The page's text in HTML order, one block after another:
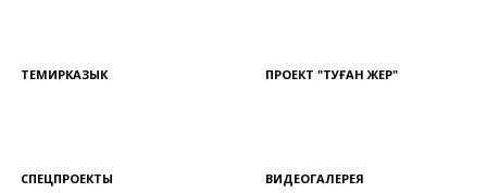
ТЕМИРКАЗЫК ПРОЕКТ "ТУҒАН ЖЕР"
СПЕЦПРОЕКТЫ ВИДЕОГАЛЕРЕЯ